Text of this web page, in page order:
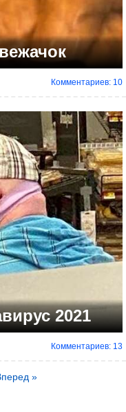
Комментариев: 10
2021
Комментариев: 13
»